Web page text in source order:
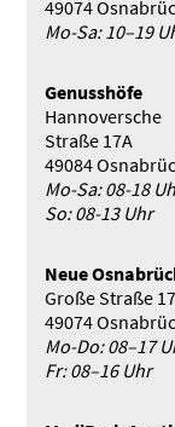
49074
Mo-Sa: 10–19
Genusshöfe
Hannoversche
Straße 17A
49084
Mo-Sa: 08-18
So: 08-13 Uhr
Neue
Große Straße
49074
Mo-Do: 08–17
Fr: 08–16 Uhr